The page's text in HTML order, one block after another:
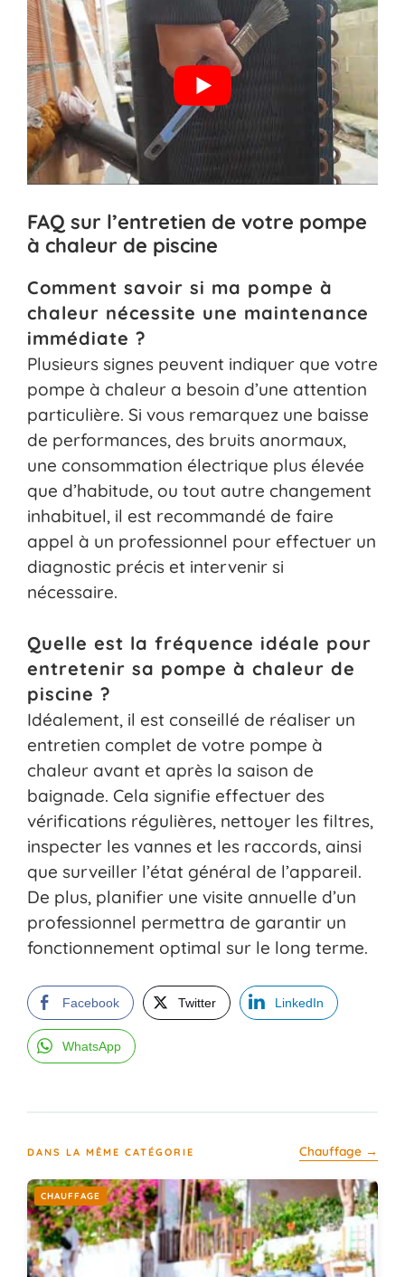
FAQ sur l’entretien de votre pompe
à chaleur de piscine
Comment savoir si ma pompe à
chaleur nécessite une maintenance
immédiate ?
Plusieurs signes peuvent indiquer que votre
pompe à chaleur a besoin d’une attention
particulière. Si vous remarquez une baisse
de performances, des bruits anormaux,
une consommation électrique plus élevée
que d’habitude, ou tout autre changement
inhabituel, il est recommandé de faire
appel à un professionnel pour effectuer un
diagnostic précis et intervenir si
nécessaire.
Quelle est la fréquence idéale pour
entretenir sa pompe à chaleur de
piscine ?
Idéalement, il est conseillé de réaliser un
entretien complet de votre pompe à
chaleur avant et après la saison de
baignade. Cela signifie effectuer des
vérifications régulières, nettoyer les filtres,
inspecter les vannes et les raccords, ainsi
que surveiller l’état général de l’appareil.
De plus, planifier une visite annuelle d’un
professionnel permettra de garantir un
fonctionnement optimal sur le long terme.
Facebook Twitter LinkedIn
WhatsApp
DANS LA MÊME CATÉGORIE Chauffage →
CHAUFFAGE